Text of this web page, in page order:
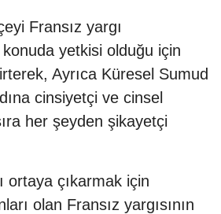
Fransız yargı
konuda yetkisi olduğu için
Ayrıca Küresel Sumud
cinsiyetçi ve cinsel
her şeyden şikayetçi
ortaya çıkarmak için
olan Fransız yargısının